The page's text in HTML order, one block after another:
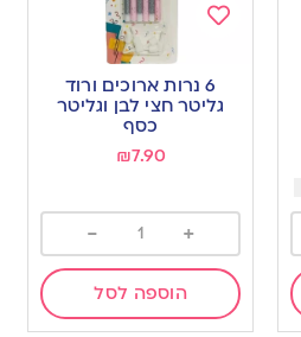
wishlist
6 נרות ארוכים ורוד
גליטר חצי לבן וגליטר
כסף
₪7.90
+
-
הוספה לסל